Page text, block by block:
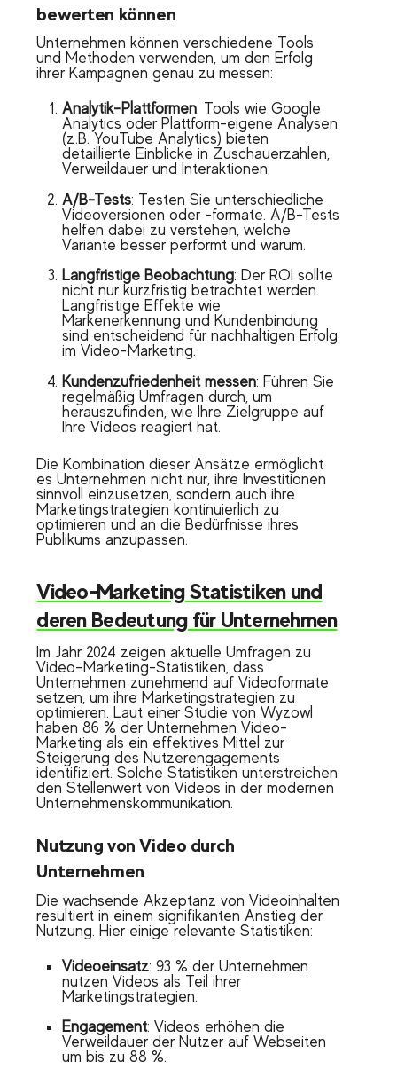
bewerten können
Unternehmen können verschiedene Tools
und Methoden verwenden, um den Erfolg
ihrer Kampagnen genau zu messen:
Analytik-Plattformen: Tools wie Google
Analytics oder Plattform-eigene Analysen
(z.B. YouTube Analytics) bieten
detaillierte Einblicke in Zuschauerzahlen,
Verweildauer und Interaktionen.
A/B-Tests: Testen Sie unterschiedliche
Videoversionen oder -formate. A/B-Tests
helfen dabei zu verstehen, welche
Variante besser performt und warum.
Langfristige Beobachtung: Der ROI sollte
nicht nur kurzfristig betrachtet werden.
Langfristige Effekte wie
Markenerkennung und Kundenbindung
sind entscheidend für nachhaltigen Erfolg
im Video-Marketing.
Kundenzufriedenheit messen: Führen Sie
regelmäßig Umfragen durch, um
herauszufinden, wie Ihre Zielgruppe auf
Ihre Videos reagiert hat.
Die Kombination dieser Ansätze ermöglicht
es Unternehmen nicht nur, ihre Investitionen
sinnvoll einzusetzen, sondern auch ihre
Marketingstrategien kontinuierlich zu
optimieren und an die Bedürfnisse ihres
Publikums anzupassen.
Video-Marketing Statistiken und
deren Bedeutung für Unternehmen
Im Jahr 2024 zeigen aktuelle Umfragen zu
Video-Marketing-Statistiken, dass
Unternehmen zunehmend auf Videoformate
setzen, um ihre Marketingstrategien zu
optimieren. Laut einer Studie von Wyzowl
haben 86 % der Unternehmen Video-
Marketing als ein effektives Mittel zur
Steigerung des Nutzerengagements
identifiziert. Solche Statistiken unterstreichen
den Stellenwert von Videos in der modernen
Unternehmenskommunikation.
Nutzung von Video durch
Unternehmen
Die wachsende Akzeptanz von Videoinhalten
resultiert in einem signifikanten Anstieg der
Nutzung. Hier einige relevante Statistiken:
Videoeinsatz: 93 % der Unternehmen
nutzen Videos als Teil ihrer
Marketingstrategien.
Engagement: Videos erhöhen die
Verweildauer der Nutzer auf Webseiten
um bis zu 88 %.